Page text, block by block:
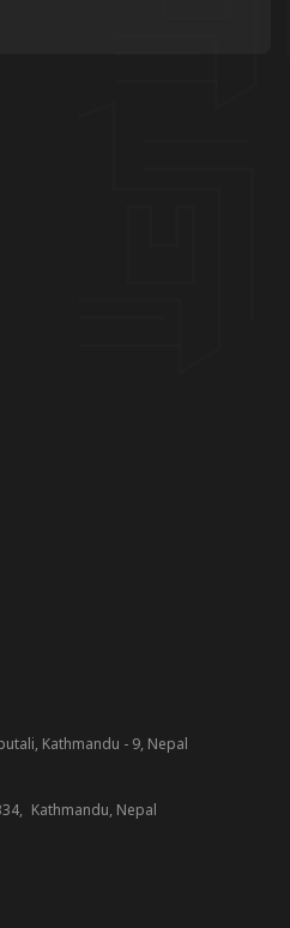
Kathmandu - 9, Nepal
Kathmandu, Nepal